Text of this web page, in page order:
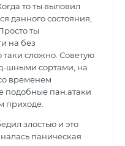
то ты выловил
данного состояния,
ты
на без
таки сложно. Советую
шными сортами, на
временем
подобные пан.атаки
приходе.
злостью и это
паническая